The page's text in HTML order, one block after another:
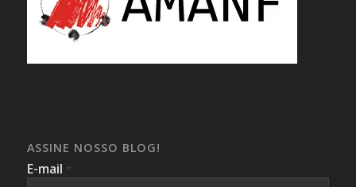
ASSINE NOSSO BLOG!
E-mail *